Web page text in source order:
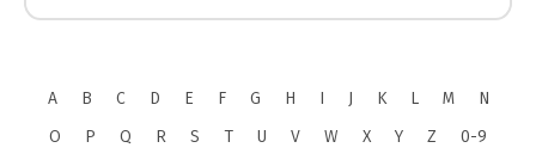
A B C D E F G H I J K L M
N
O
P Q R S T U V W X Y Z 0-9